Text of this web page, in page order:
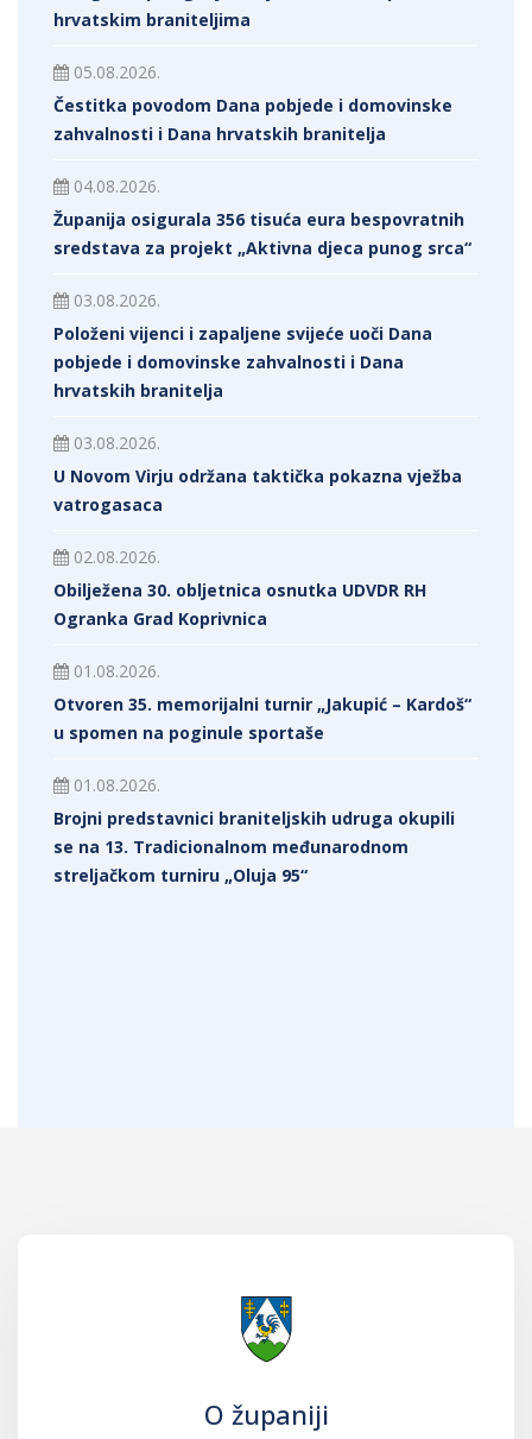
hrvatskim braniteljima
05.08.2026.
Čestitka povodom Dana pobjede i domovinske
zahvalnosti i Dana hrvatskih branitelja
04.08.2026.
Županija osigurala 356 tisuća eura bespovratnih
sredstava za projekt „Aktivna djeca punog srca“
03.08.2026.
Položeni vijenci i zapaljene svijeće uoči Dana
pobjede i domovinske zahvalnosti i Dana
hrvatskih branitelja
03.08.2026.
U Novom Virju održana taktička pokazna vježba
vatrogasaca
02.08.2026.
Obilježena 30. obljetnica osnutka UDVDR RH
Ogranka Grad Koprivnica
01.08.2026.
Otvoren 35. memorijalni turnir „Jakupić – Kardoš“
u spomen na poginule sportaše
01.08.2026.
Brojni predstavnici braniteljskih udruga okupili
se na 13. Tradicionalnom međunarodnom
streljačkom turniru „Oluja 95“
O županiji